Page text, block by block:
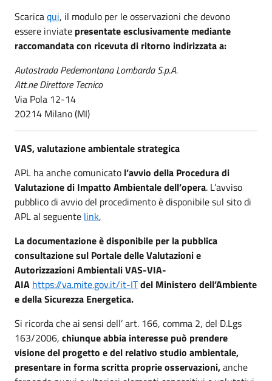
Scaricaqui, il modulo per le osservazioni che devono
essere inviate presentate esclusivamente mediante
raccomandata con ricevuta di ritorno indirizzata a:
Autostrada Pedemontana Lombarda S.p.A.
Att.ne Direttore Tecnico
Via Pola 12-14
20214 Milano (MI)
VAS, valutazione ambientale strategica
APL ha anche comunicato l’avvio della Procedura di
Valutazione di Impatto Ambientale dell’opera. L’avviso
pubblico di avvio del procedimento è disponibile sul sito di
APL al seguente link,
La documentazione è disponibile per la pubblica
consultazione sul Portale delle Valutazioni e
Autorizzazioni Ambientali VAS-VIA-
AIA https://va.mite.gov.it/it-ITdel Ministero dell’Ambiente
e della Sicurezza Energetica.
Si ricorda che ai sensi dell’ art. 166, comma 2, del D.Lgs
163/2006, chiunque abbia interesse può prendere
visione del progetto e del relativo studio ambientale,
presentare in forma scritta proprie osservazioni,anche